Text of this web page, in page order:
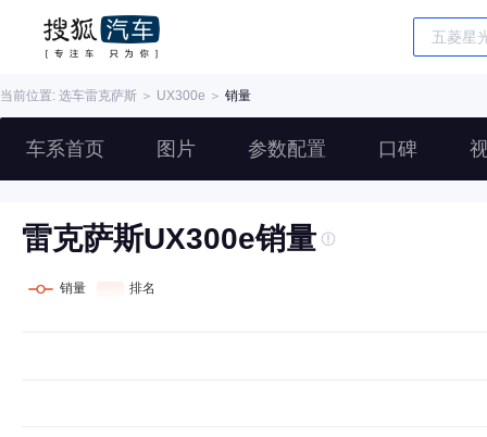
当前位置: 选车雷克萨斯 ＞ UX300e ＞ 销量
车系首页 图片 参数配置 口碑
雷克萨斯UX300e销量